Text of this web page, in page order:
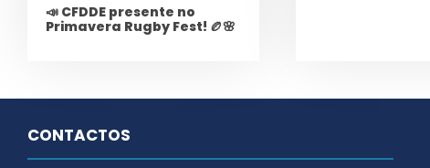
📣 CFDDE presente no
Primavera Rugby Fest! 🏉🌸
CONTACTOS